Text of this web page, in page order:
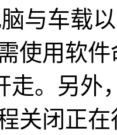
与车载
使用软
走。另
关闭正